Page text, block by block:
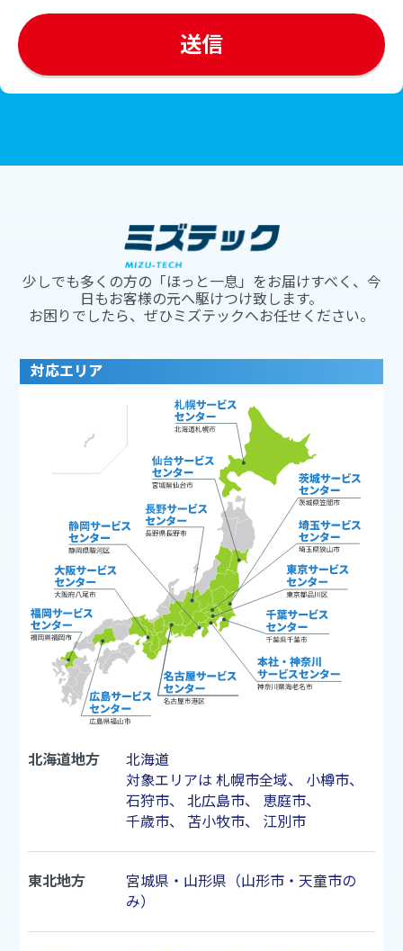
少しでも多くの方の「ほっと一息」をお届けすべく、今
日もお客様の元へ駆けつけ致します。
お困りでしたら、ぜひミズテックへお任せください。
対応エリア
北海道地方
北海道
対象エリアは 札幌市全域、 小樽市、
石狩市、 北広島市、 恵庭市、
千歳市、 苫小牧市、 江別市
東北地方
宮城県・山形県（山形市・天童市の
み）